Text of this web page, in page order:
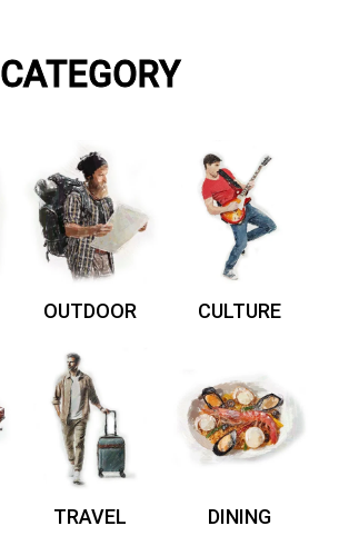
CATEGORY
OUTDOOR CULTURE
TRAVEL DINING